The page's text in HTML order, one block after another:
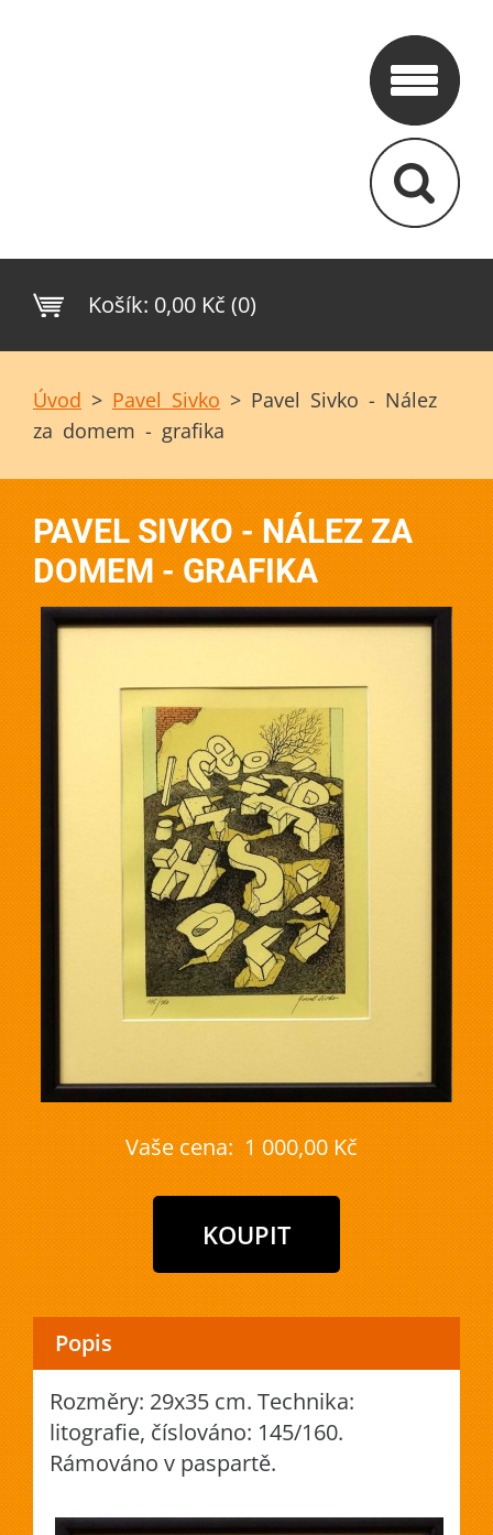
Košík: 0,00 Kč (0)
Úvod > Pavel Sivko > Pavel Sivko - Nález
za domem - grafika
PAVEL SIVKO - NÁLEZ ZA
DOMEM - GRAFIKA
Vaše cena: 1 000,00 Kč
Popis
Rozměry: 29x35 cm. Technika:
litografie, číslováno: 145/160.
Rámováno v paspartě.